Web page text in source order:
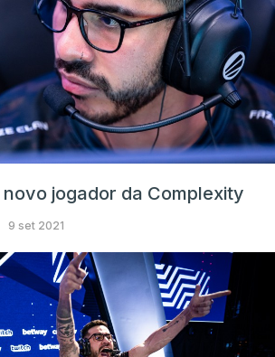
jogador da Complexity
9 set 2021